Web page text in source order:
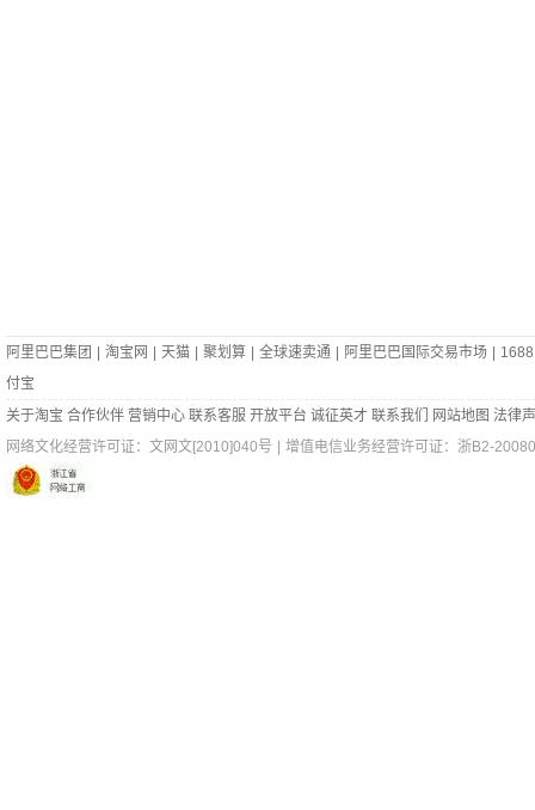
阿里巴巴集团 | 淘宝网 | 天猫 | 聚划算 | 全球速卖通 | 阿里巴巴国际交易市场 | 1688
付宝
关于淘宝 合作伙伴 营销中心 联系客服 开放平台 诚征英才 联系我们 网站地图 法律
网络文化经营许可证： 文网文[2010]040号 | 增值电信业务经营许可证：浙B2-